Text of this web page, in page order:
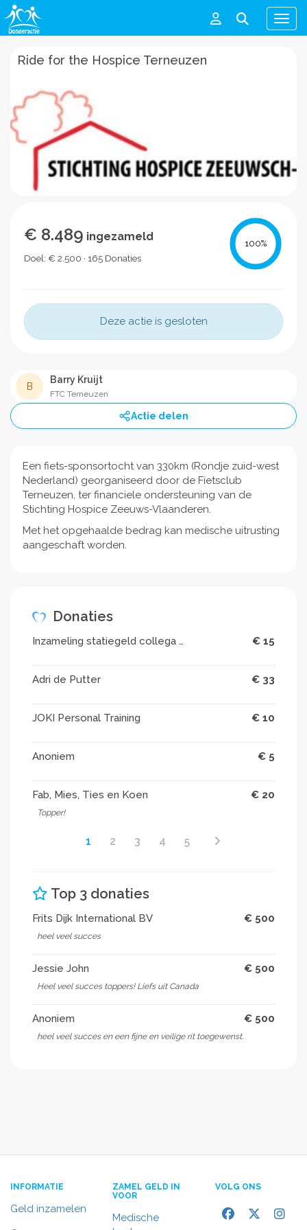
Menu
Ride for the Hospice Terneuzen
€ 8.489 ingezameld
Doel: € 2.500 · 165 Donaties
100%
Deze actie is gesloten
B
Barry Kruijt
FTC Terneuzen
Actie delen
Een fiets-sponsortocht van 330km (Rondje zuid-west
Nederland) georganiseerd door de Fietsclub
Terneuzen, ter financiele ondersteuning van de
Stichting Hospice Zeeuws-Vlaanderen.
Met het opgehaalde bedrag kan medische uitrusting
aangeschaft worden.
Donaties
Inzameling statiegeld collega s Michel € 15
Adri de Putter € 33
JOKI Personal Training € 10
Anoniem € 5
Fab, Mies, Ties en Koen € 20
Topper!
1 2 3 4 5
Top 3 donaties
Frits Dijk International BV € 500
heel veel succes
Jessie John € 500
Heel veel succes toppers! Liefs uit Canada
Anoniem € 500
heel veel succes en een fijne en veilige rit toegewenst.
INFORMATIE
Geld inzamelen
ZAMEL GELD IN
VOOR
Medische
VOLG ONS